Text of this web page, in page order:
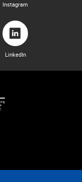
Instagram
LinkedIn